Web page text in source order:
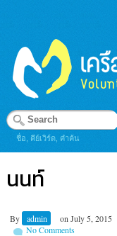
ชื่อ, คีย์เวิร์ด, คำค้น
นนท์
By admin on July 5, 2015
No Comments